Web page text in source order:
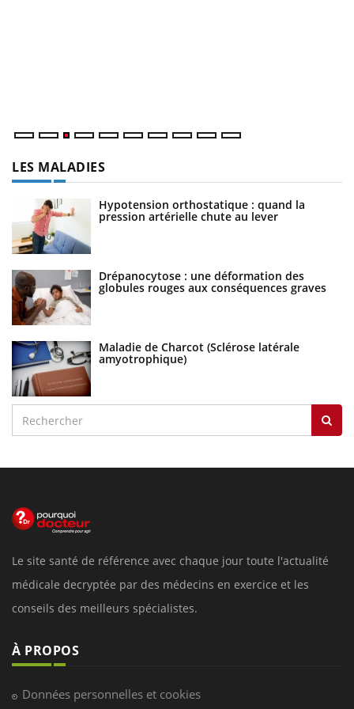
LES MALADIES
Hypotension orthostatique : quand la
pression artérielle chute au lever
Drépanocytose : une déformation des
globules rouges aux conséquences graves
Maladie de Charcot (Sclérose latérale
amyotrophique)
Le site santé de référence avec chaque jour toute l'actualité
médicale decryptée par des médecins en exercice et les
conseils des meilleurs spécialistes.
À PROPOS
Données personnelles et cookies